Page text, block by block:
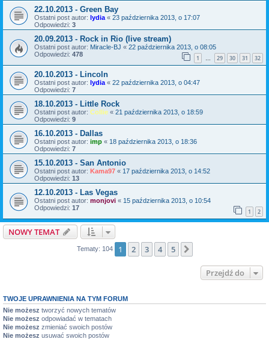
22.10.2013 - Green Bay
Ostatni post autor: lydia « 23 października 2013, o 17:07
Odpowiedzi: 3
20.09.2013 - Rock in Rio (live stream)
Ostatni post autor: Miracle-BJ « 22 października 2013, o 08:05
Odpowiedzi: 478 1 … 29 30 31 32
20.10.2013 - Lincoln
Ostatni post autor: lydia « 22 października 2013, o 04:47
Odpowiedzi: 7
18.10.2013 - Little Rock
Ostatni post autor: Collie « 21 października 2013, o 18:59
Odpowiedzi: 9
16.10.2013 - Dallas
Ostatni post autor: imp « 18 października 2013, o 18:36
Odpowiedzi: 7
15.10.2013 - San Antonio
Ostatni post autor: Kama97 « 17 października 2013, o 14:52
Odpowiedzi: 13
12.10.2013 - Las Vegas
Ostatni post autor: monjovi « 15 października 2013, o 10:54
Odpowiedzi: 17 1 2
NOWY TEMAT
Tematy: 104 1 2 3 4 5
Przejdź do
TWOJE UPRAWNIENIA NA TYM FORUM
Nie możesz tworzyć nowych tematów
Nie możesz odpowiadać w tematach
Nie możesz zmieniać swoich postów
Nie możesz usuwać swoich postów